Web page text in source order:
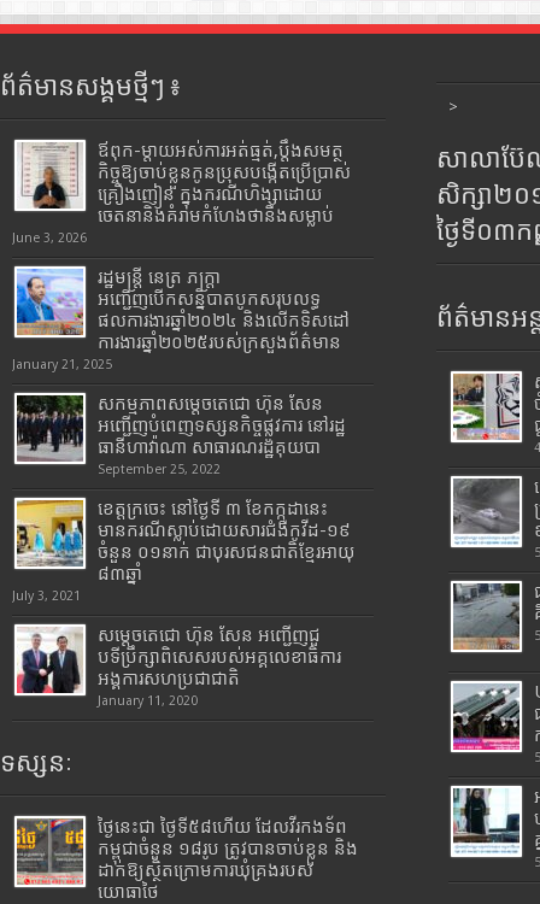
ព័ត៌មានសង្គមថ្មីៗ ៖
ឪពុក-ម្ដាយអស់ការអត់ធ្មត់,ប្ដឹងសមត្ថ
កិច្ចឱ្យចាប់ខ្លួនកូនប្រុសបង្កើតប្រើប្រាស់
គ្រឿងញៀន ក្នុងករណីហិង្សាដោយ
ចេតនានិងគំរាមកំហែងថានឹងសម្លាប់
June 3, 2026
រដ្ឋមន្រ្តី​ នេត្រ​ ភក្ត្រា​
អញ្ជើញបើកសន្និបាតបូកសរុបលទ្ធ
ផលការងារឆ្នាំ២០២៤ និងលើកទិសដៅ
ការងារឆ្នាំ២០២៥របស់​ក្រសួង​ព័ត៌មាន​
January 21, 2025
សកម្មភាពសម្តេចតេជោ ហ៊ុន សែន
អញ្ជើញបំពេញទស្សនកិច្ចផ្លូវការ នៅរដ្ឋ
ធានីហាវ៉ាណា សាធារណរដ្ឋគុយបា
September 25, 2022
ខេត្តក្រចេះ នៅថ្ងៃទី ៣ ខែកក្កដានេះ
មានករណីស្លាប់ដោយសារជំងឺកូវីដ-១៩
ចំនួន ០១នាក់ ជាបុរសជនជាតិខ្មែរអាយុ
៨៣ឆ្នាំ
July 3, 2021
សម្តេចតេជោ ហ៊ុន សែន អញ្ជើញជួ
បទីប្រឹក្សាពិសេសរបស់អគ្គលេខាធិការ
អង្គការសហប្រជាជាតិ
January 11, 2020
ទស្សនៈ
ថ្ងៃនេះជា ថ្ងៃទី៥៨ហើយ ដែលវីរកងទ័ព
កម្ពុជាចំនួន ១៨រូប ត្រូវបានចាប់ខ្លួន និង
ដាក់ឱ្យស្ថិតក្រោមការឃុំគ្រងរបស់
យោធាថៃ
>
សាលាប៊ែ
សិក្សា២
ថ្ងៃទី០៣
ព័ត៌មានអន្